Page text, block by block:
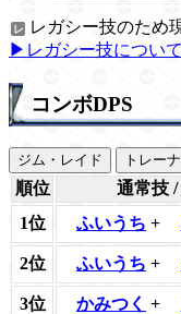
レガシー技のため
▶レガシー技につい
コンボDPS
ジム・レイド トレー
順位 通常技
1位
ふいうち +
2位 ふいうち +
3位 かみつく +